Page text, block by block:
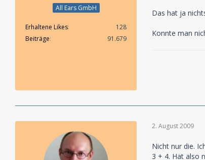
All Ears GmbH
Erhaltene Likes
128
Beiträge
91.679
Das hat ja
Konnte man
2. August 2009
Nicht nur die.
3 + 4. Hat also